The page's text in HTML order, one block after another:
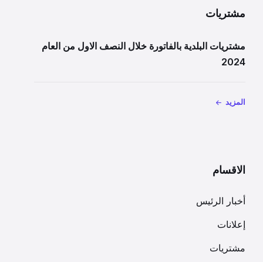
مشتريات
مشتريات البلدية بالفاتورة خلال النصف الاول من العام
2024
المزيد
الاقسام
أخبار الرئيس
إعلانات
مشتريات